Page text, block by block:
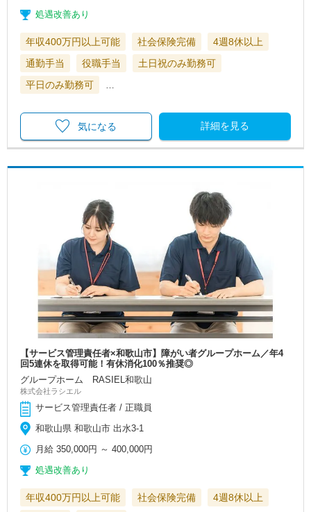
処遇改善あり
年収400万円以上可能 社会保険完備
4週8休以上
通勤手当
役職手当
土日祝のみ勤務可
平日のみ勤務可
詳細を見る
気になる
【サービス管理責任者×和歌山市】障がい者グループホーム／年4
回5連休を取得可能！有休消化100％推奨◎
グループホーム RASIEL和歌山
株式会社ラシエル
サービス管理責任者 / 正職員
和歌山県 和歌山市 出水3-1
月給 350,000円 ～400,000円
処遇改善あり
年収400万円以上可能 社会保険完備
4週8休以上